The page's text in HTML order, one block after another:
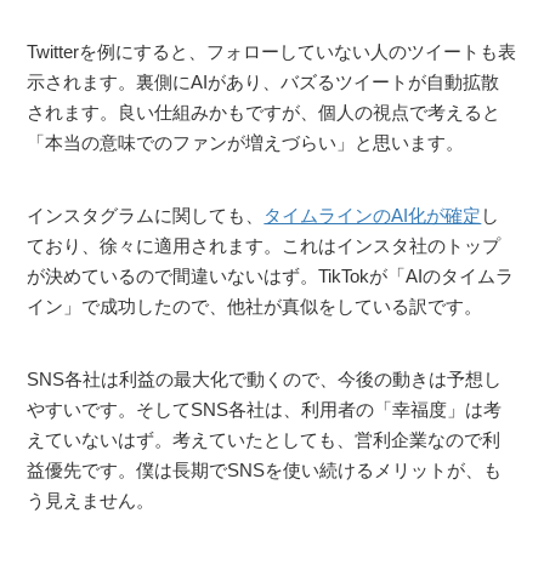
Twitterを例にすると、フォローしていない人のツイートも表
示されます。裏側にAIがあり、バズるツイートが自動拡散
されます。良い仕組みかもですが、個人の視点で考えると
「本当の意味でのファンが増えづらい」と思います。
インスタグラムに関しても、 タイムラインのAI化が確定 し
ており、徐々に適用されます。これはインスタ社のトップ
が決めているので間違いないはず。TikTokが「AIのタイムラ
イン」で成功したので、他社が真似をしている訳です。
SNS各社は利益の最大化で動くので、今後の動きは予想し
やすいです。そしてSNS各社は、利用者の「幸福度」は考
えていないはず。考えていたとしても、営利企業なので利
益優先です。僕は長期でSNSを使い続けるメリットが、も
う見えません。